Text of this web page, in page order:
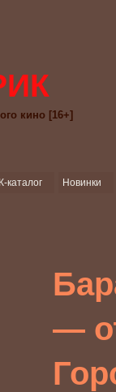
кино [16+]
каталог Новинки
—